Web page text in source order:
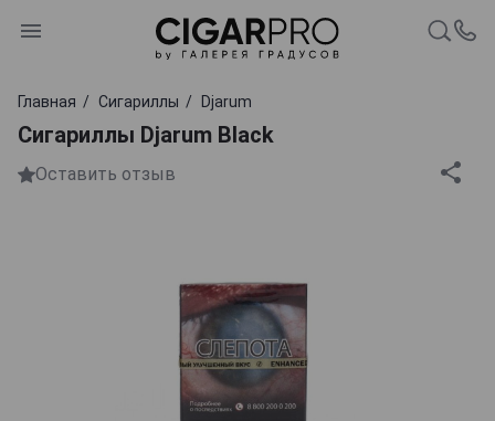
Главная Сигариллы Djarum
Сигариллы Djarum Black
Оставить отзыв